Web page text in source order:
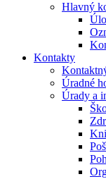
Hlavný
Kontakty
Úradné
Úrady a